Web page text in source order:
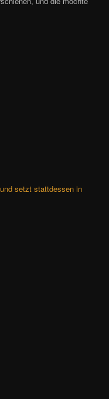
setzt stattdessen in